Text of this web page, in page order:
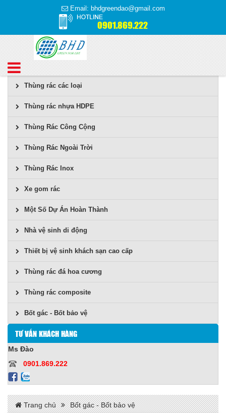
Email: bhdgreendao@gmail.com
0901.869.222
Thùng rác các loại
Thùng rác nhựa HDPE
Thùng Rác Công Cộng
Thùng Rác Ngoài Trời
Thùng Rác Inox
Xe gom rác
Một Số Dự Án Hoàn Thành
Nhà vệ sinh di động
Thiết bị vệ sinh khách sạn cao cấp
Thùng rác đá hoa cương
Thùng rác composite
Bốt gác - Bốt bảo vệ
TƯ VẤN KHÁCH HÀNG
Ms Đào
0901.869.222
Trang chủ Bốt gác - Bốt bảo vệ